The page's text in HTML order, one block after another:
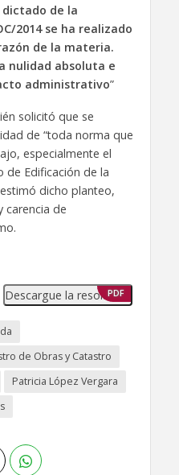
de la
2014 se ha realizado
de la materia.
nulidad absoluta e
administrativo”
solicitó que se
de “toda norma que
especialmente el
de Edificación de la
dicho planteo,
carencia de
Descargue la resolución
PDF
de Obras y Catastro
Patricia López Vergara